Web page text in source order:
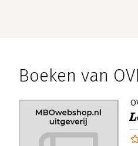
Boeken van